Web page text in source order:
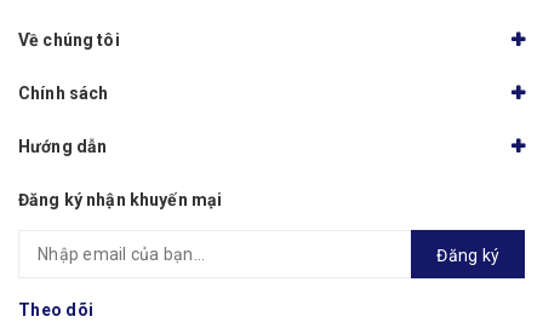
Về chúng tôi
Chính sách
Hướng dẫn
Đăng ký nhận khuyến mại
Đăng ký
Theo dõi